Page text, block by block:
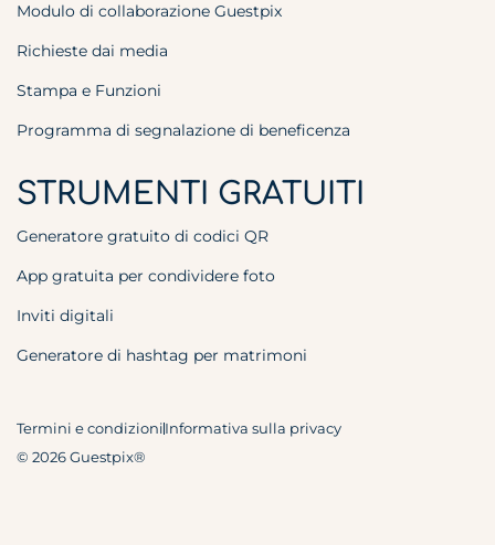
Modulo di collaborazione Guestpix
Richieste dai media
Stampa e Funzioni
Programma di segnalazione di beneficenza
STRUMENTI GRATUITI
Generatore gratuito di codici QR
App gratuita per condividere foto
Inviti digitali
Generatore di hashtag per matrimoni
© 2026 Guestpix®
Termini e condizioniInformativa sulla privacy